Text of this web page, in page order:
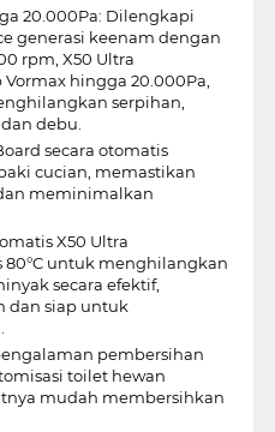
20.000Pa: Dilengkapi
generasi keenam dengan
rpm, X50 Ultra
hingga 20.000Pa,
serpihan,
debu.
secara otomatis
cucian, memastikan
meminimalkan
X50 Ultra
untuk menghilangkan
secara efektif,
dan siap untuk
pembersihan
toilet hewan
mudah membersihkan